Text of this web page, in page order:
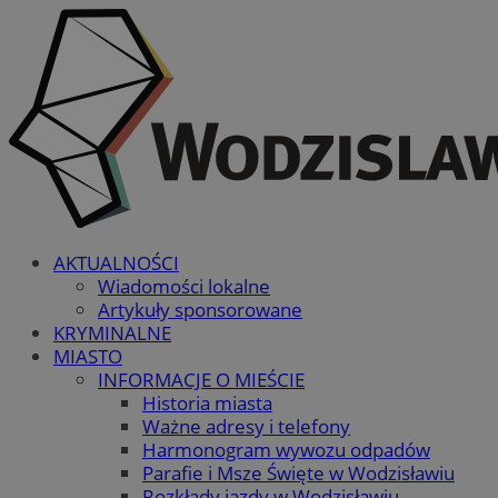
AKTUALNOŚCI
Wiadomości lokalne
Artykuły sponsorowane
KRYMINALNE
MIASTO
INFORMACJE O MIEŚCIE
Historia miasta
Ważne adresy i telefony
Harmonogram wywozu odpadów
Parafie i Msze Święte w Wodzisławiu